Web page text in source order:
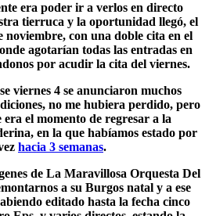
era poder ir a verlos en directo
tierruca y la oportunidad llegó, el
noviembre, con una doble cita en el
agotarían todas las entradas en
por acudir la cita del viernes.
viernes 4 se anunciaron muchos
no me hubiera perdido, pero
el momento de regresar a la
en la que habíamos estado por
hacia 3 semanas.
de La Maravillosa Orquesta Del
a su Burgos natal y a ese
editado hasta la fecha cinco